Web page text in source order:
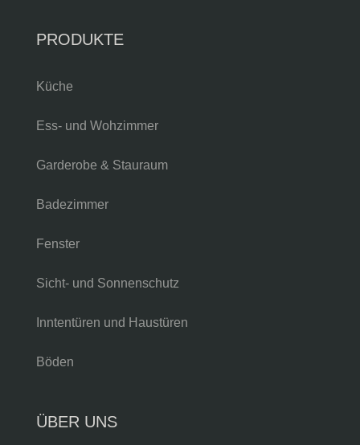
PRODUKTE
Küche
Ess- und Wohzimmer
Garderobe & Stauraum
Badezimmer
Fenster
Sicht- und Sonnenschutz
Inntentüren und Haustüren
Böden
ÜBER UNS